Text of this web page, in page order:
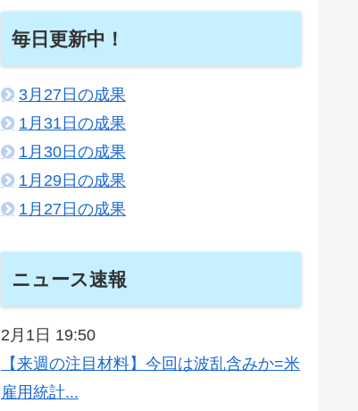
毎日更新中！
3月27日の成果
1月31日の成果
1月30日の成果
1月29日の成果
1月27日の成果
ニュース速報
2月1日 19:50
【来週の注目材料】今回は波乱含みか=米
雇用統計...